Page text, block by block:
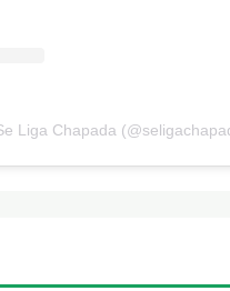
Liga Chapada